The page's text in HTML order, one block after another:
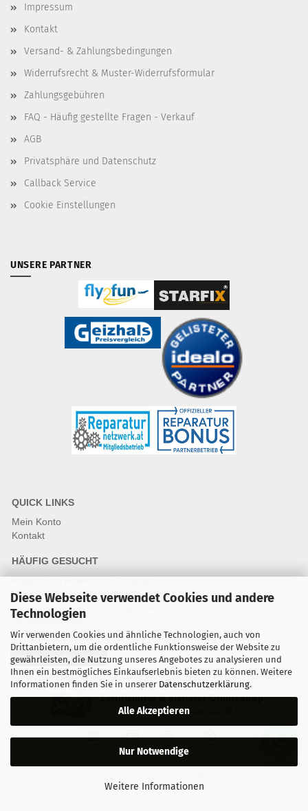
Diese Webseite verwendet Cookies und andere
Technologien
Wir verwenden Cookies und ähnliche Technologien, auch von
Drittanbietern, um die ordentliche Funktionsweise der Website zu
gewährleisten, die Nutzung unseres Angebotes zu analysieren und
Ihnen ein bestmögliches Einkaufserlebnis bieten zu können. Weitere
Informationen finden Sie in unserer Datenschutzerklärung.
Alle Akzeptieren
Nur Notwendige
Weitere Informationen
Impressum
Kontakt
Versand- & Zahlungsbedingungen
Widerrufsrecht & Muster-Widerrufsformular
Zahlungsgebühren
FAQ - Häufig gestellte Fragen - Verkauf
AGB
Privatsphäre und Datenschutz
Callback Service
Cookie Einstellungen
UNSERE PARTNER
QUICK LINKS
Mein Konto
Kontakt
HÄUFIG GESUCHT
Fragen und Antworten Webshop
Fragen & Antworten Reparatur
Qualitätsstandards für Ersatzteile
Reparaturablauf
Vertrag widerrufen
Zertifizierter & sicherer Onlineshop
Kostenloser Versand ab 30 €